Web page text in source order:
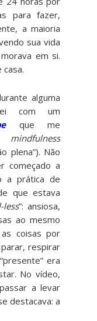
para fazer,
a maioria
sua vida
em si.
alguma
com um
que me
mindfulness
plena”). Não
começado a
a prática de
que estava
”: ansiosa,
ao mesmo
coisas por
respirar
era
No vídeo,
a levar
destacava: a